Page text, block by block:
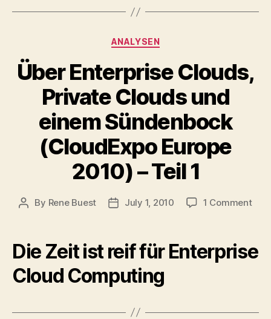
Europe
2010)
–
Teil
2”
Categories
ANALYSEN
Über Enterprise Clouds,
Private Clouds und
einem Sündenbock
(CloudExpo Europe
2010) – Teil 1
Post
By Rene Buest
PostJuly 1, 2010 1 Commenton
Die Zeit ist reif für Enterprise
Cloud Computing